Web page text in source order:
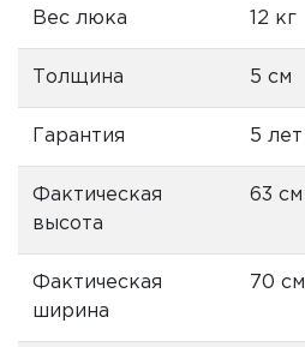
Вес люка 12 кг
Толщина 5 см
Гарантия 5 лет
Фактическая
высота
63 см
Фактическая
ширина
70 см